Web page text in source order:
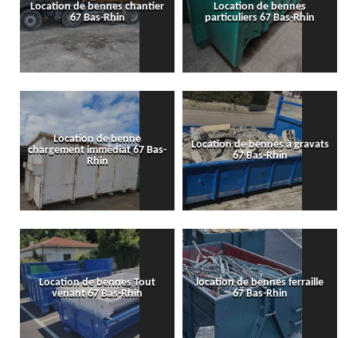
Location de bennes chantier
67 Bas-Rhin
Location de bennes
particuliers 67 Bas-Rhin
Location de benne
chargement immédiat 67 Bas-
Rhin
Location de bennes à gravats
67 Bas-Rhin
Location de bennes Tout
venant 67 Bas-Rhin
location de bennes ferraille
67 Bas-Rhin